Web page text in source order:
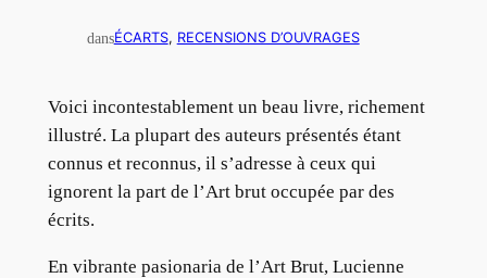
dansÉCARTS, RECENSIONS D’OUVRAGES
Voici incontestablement un beau livre, richement
illustré. La plupart des auteurs présentés étant
connus et reconnus, il s’adresse à ceux qui
ignorent la part de l’Art brut occupée par des
écrits.
En vibrante pasionaria de l’Art Brut, Lucienne